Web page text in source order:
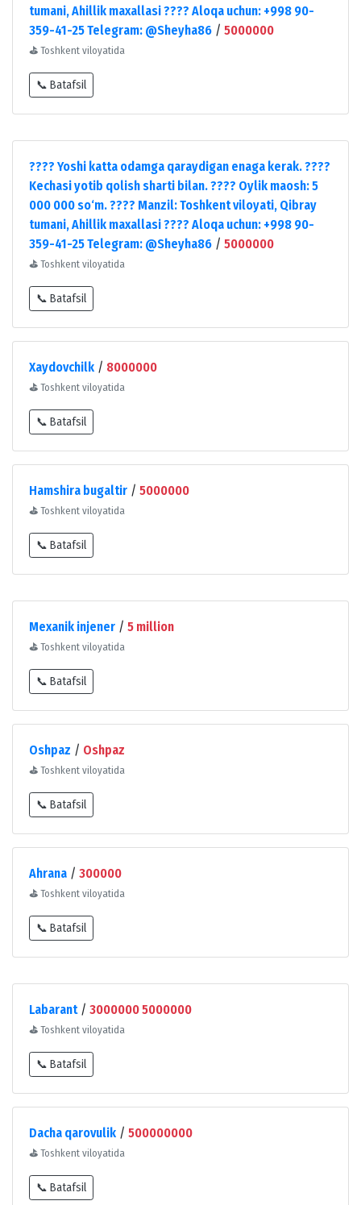
tumani, Ahillik maxallasi ???? Aloqa uchun: +998 90-
359-41-25 Telegram: @Sheyha86 / 5000000
⛳ Toshkent viloyatida
📞 Batafsil
???? Yoshi katta odamga qaraydigan enaga kerak. ????
Kechasi yotib qolish sharti bilan. ???? Oylik maosh: 5
000 000 so‘m. ???? Manzil: Toshkent viloyati, Qibray
tumani, Ahillik maxallasi ???? Aloqa uchun: +998 90-
359-41-25 Telegram: @Sheyha86 / 5000000
⛳ Toshkent viloyatida
📞 Batafsil
Xaydovchilk / 8000000
⛳ Toshkent viloyatida
📞 Batafsil
Hamshira bugaltir / 5000000
⛳ Toshkent viloyatida
📞 Batafsil
Mexanik injener / 5 million
⛳ Toshkent viloyatida
📞 Batafsil
Oshpaz / Oshpaz
⛳ Toshkent viloyatida
📞 Batafsil
Ahrana / 300000
⛳ Toshkent viloyatida
📞 Batafsil
Labarant/ 3000000 5000000
⛳ Toshkent viloyatida
📞 Batafsil
Dacha qarovulik / 500000000
⛳ Toshkent viloyatida
📞 Batafsil